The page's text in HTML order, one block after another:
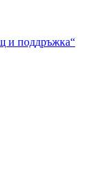
и поддръжка“